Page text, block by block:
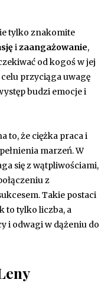
tylko znakomite
izaangażowanie,
od kogoś w jej
przyciąga uwagę
budzi emocje i
to, że ciężka praca i
marzeń. W
się z wątpliwościami,
z
Takie postaci
to tylko liczba, a
i odwagi w dążeniu do